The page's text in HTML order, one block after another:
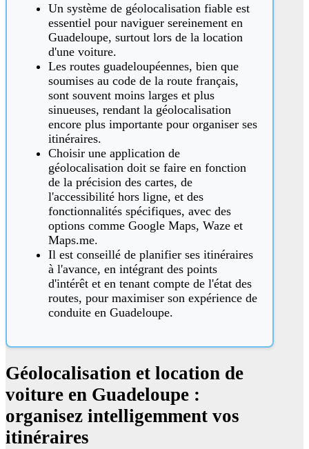
Un système de géolocalisation fiable est
essentiel pour naviguer sereinement en
Guadeloupe, surtout lors de la location
d'une voiture.
Les routes guadeloupéennes, bien que
soumises au code de la route français,
sont souvent moins larges et plus
sinueuses, rendant la géolocalisation
encore plus importante pour organiser ses
itinéraires.
Choisir une application de
géolocalisation doit se faire en fonction
de la précision des cartes, de
l'accessibilité hors ligne, et des
fonctionnalités spécifiques, avec des
options comme Google Maps, Waze et
Maps.me.
Il est conseillé de planifier ses itinéraires
à l'avance, en intégrant des points
d'intérêt et en tenant compte de l'état des
routes, pour maximiser son expérience de
conduite en Guadeloupe.
Géolocalisation et location de
voiture en Guadeloupe :
organisez intelligemment vos
itinéraires